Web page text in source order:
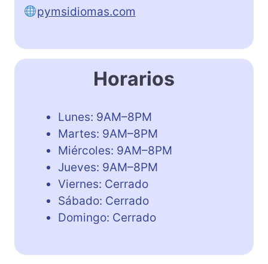
pymsidiomas.com
Horarios
Lunes: 9AM–8PM
Martes: 9AM–8PM
Miércoles: 9AM–8PM
Jueves: 9AM–8PM
Viernes: Cerrado
Sábado: Cerrado
Domingo: Cerrado